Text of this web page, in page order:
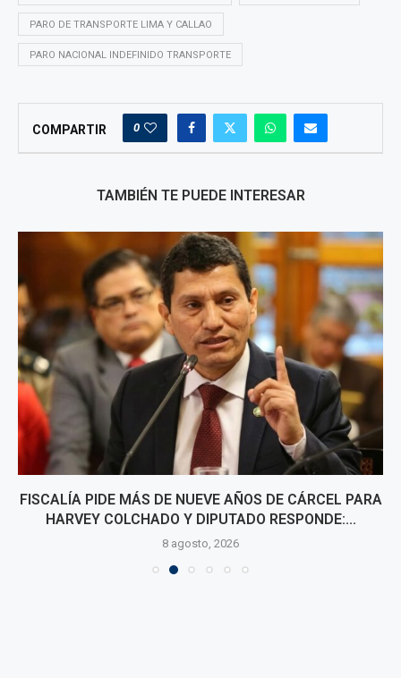
PARO DE TRANSPORTE LIMA Y CALLAO
PARO NACIONAL INDEFINIDO TRANSPORTE
COMPARTIR 0
TAMBIÉN TE PUEDE INTERESAR
FISCALÍA PIDE MÁS DE NUEVE AÑOS DE CÁRCEL PARA
HARVEY COLCHADO Y DIPUTADO RESPONDE:...
8 agosto, 2026